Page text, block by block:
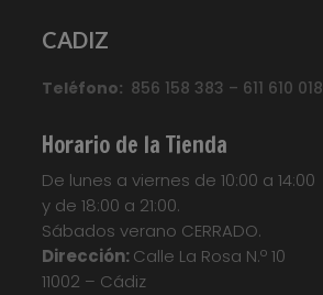
CADIZ
Teléfono: 856 158 383 – 611 610 018
Horario de la Tienda
De lunes a viernes de 10:00 a 14:00
y de 18:00 a 21:00.
Sábados verano CERRADO.
Dirección:Calle La Rosa N.º 10
11002 – Cádiz